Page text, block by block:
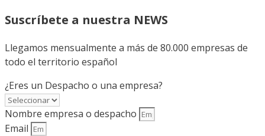
Suscríbete a nuestra NEWS
Llegamos mensualmente a más de 80.000 empresas de
todo el territorio español
¿Eres un Despacho o una empresa?
Nombre empresa o despacho
Email